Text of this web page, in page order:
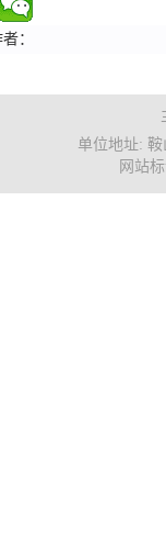
：
单位地址: 鞍
网站